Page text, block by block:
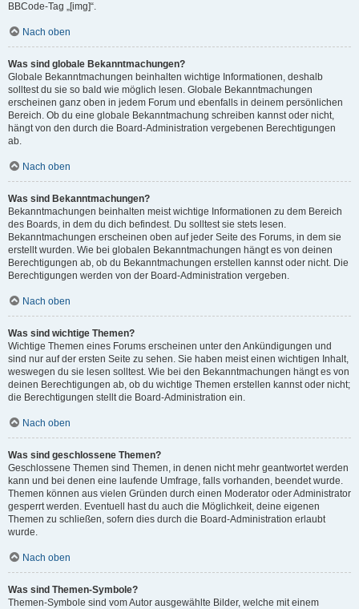
BBCode-Tag „[img]“.
Nach oben
Was sind globale Bekanntmachungen?
Globale Bekanntmachungen beinhalten wichtige Informationen, deshalb
solltest du sie so bald wie möglich lesen. Globale Bekanntmachungen
erscheinen ganz oben in jedem Forum und ebenfalls in deinem persönlichen
Bereich. Ob du eine globale Bekanntmachung schreiben kannst oder nicht,
hängt von den durch die Board-Administration vergebenen Berechtigungen
ab.
Nach oben
Was sind Bekanntmachungen?
Bekanntmachungen beinhalten meist wichtige Informationen zu dem Bereich
des Boards, in dem du dich befindest. Du solltest sie stets lesen.
Bekanntmachungen erscheinen oben auf jeder Seite des Forums, in dem sie
erstellt wurden. Wie bei globalen Bekanntmachungen hängt es von deinen
Berechtigungen ab, ob du Bekanntmachungen erstellen kannst oder nicht. Die
Berechtigungen werden von der Board-Administration vergeben.
Nach oben
Was sind wichtige Themen?
Wichtige Themen eines Forums erscheinen unter den Ankündigungen und
sind nur auf der ersten Seite zu sehen. Sie haben meist einen wichtigen Inhalt,
weswegen du sie lesen solltest. Wie bei den Bekanntmachungen hängt es von
deinen Berechtigungen ab, ob du wichtige Themen erstellen kannst oder nicht;
die Berechtigungen stellt die Board-Administration ein.
Nach oben
Was sind geschlossene Themen?
Geschlossene Themen sind Themen, in denen nicht mehr geantwortet werden
kann und bei denen eine laufende Umfrage, falls vorhanden, beendet wurde.
Themen können aus vielen Gründen durch einen Moderator oder Administrator
gesperrt werden. Eventuell hast du auch die Möglichkeit, deine eigenen
Themen zu schließen, sofern dies durch die Board-Administration erlaubt
wurde.
Nach oben
Was sind Themen-Symbole?
Themen-Symbole sind vom Autor ausgewählte Bilder, welche mit einem